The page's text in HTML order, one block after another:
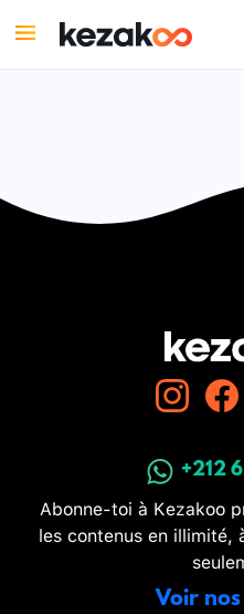
+212
Abonne-toi à Kezakoo
les contenus en illimité,
Voir